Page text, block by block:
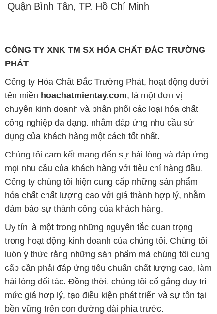
Quận Bình Tân, TP. Hồ Chí Minh
CÔNG TY XNK TM SX HÓA CHẤT ĐẮC TRƯỜNG
PHÁT
Công ty Hóa Chất Đắc Trường Phát, hoạt động dưới
tên miền hoachatmientay.com, là một đơn vị
chuyên kinh doanh và phân phối các loại hóa chất
công nghiệp đa dạng, nhằm đáp ứng nhu cầu sử
dụng của khách hàng một cách tốt nhất.
Chúng tôi cam kết mang đến sự hài lòng và đáp ứng
mọi nhu cầu của khách hàng với tiêu chí hàng đầu.
Công ty chúng tôi hiện cung cấp những sản phẩm
hóa chất chất lượng cao với giá thành hợp lý, nhằm
đảm bảo sự thành công của khách hàng.
Uy tín là một trong những nguyên tắc quan trọng
trong hoạt động kinh doanh của chúng tôi. Chúng tôi
luôn ý thức rằng những sản phẩm mà chúng tôi cung
cấp cần phải đáp ứng tiêu chuẩn chất lượng cao, làm
hài lòng đối tác. Đồng thời, chúng tôi cố gắng duy trì
mức giá hợp lý, tạo điều kiện phát triển và sự tồn tại
bền vững trên con đường dài phía trước.